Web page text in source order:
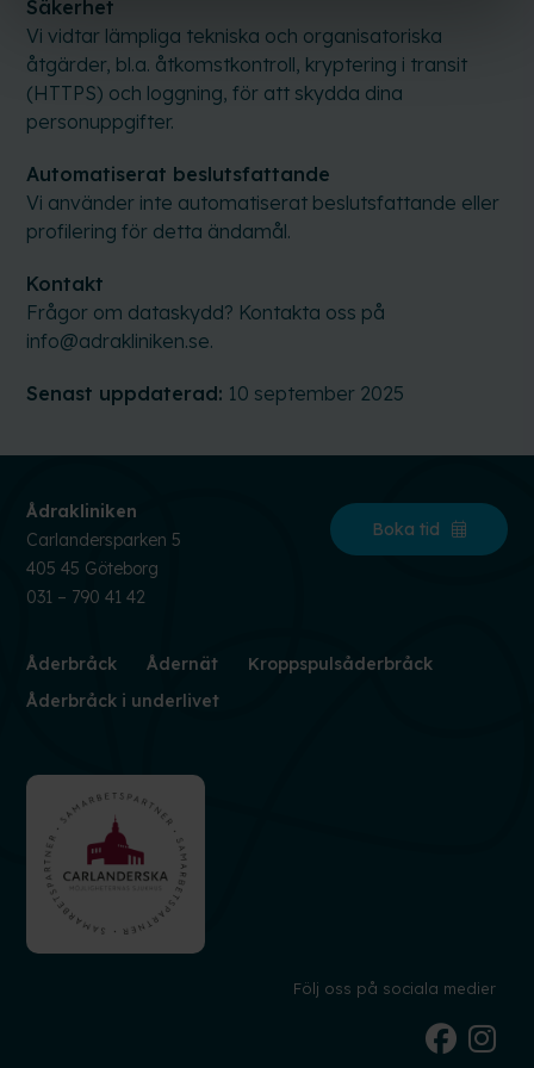
Säkerhet
Vi vidtar lämpliga tekniska och organisatoriska
åtgärder, bl.a. åtkomstkontroll, kryptering i transit
(HTTPS) och loggning, för att skydda dina
personuppgifter.
Automatiserat beslutsfattande
Vi använder inte automatiserat beslutsfattande eller
profilering för detta ändamål.
Kontakt
Frågor om dataskydd? Kontakta oss på
info@adrakliniken.se.
Senast uppdaterad: 10 september 2025
Ådrakliniken
Carlandersparken 5
405 45 Göteborg
031 – 790 41 42
Åderbråck Ådernät
Kroppspulsåderbråck
Åderbråck i underlivet
Boka tid
Följ oss på sociala medier